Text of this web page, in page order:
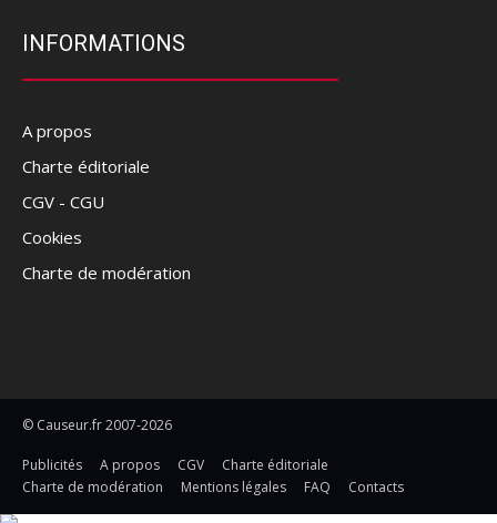
INFORMATIONS
A propos
Charte éditoriale
CGV - CGU
Cookies
Charte de modération
© Causeur.fr 2007-2026
Publicités A propos CGV
Charte éditoriale
Charte de modération
Mentions légales FAQ Contacts